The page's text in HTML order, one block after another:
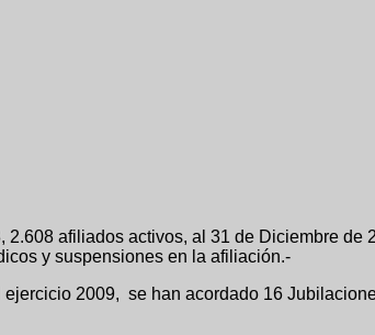
activos, al 31 de Diciembre de 2009,
y suspensiones en la afiliación.-
2009, se han acordado 16